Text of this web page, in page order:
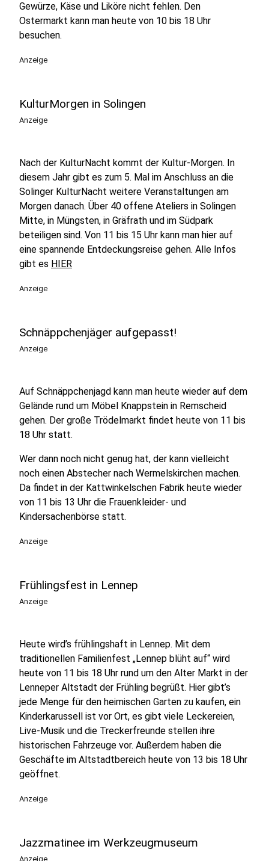
Gewürze, Käse und Liköre nicht fehlen. Den
Ostermarkt kann man heute von 10 bis 18 Uhr
besuchen.
Anzeige
KulturMorgen in Solingen
Anzeige
Nach der KulturNacht kommt der Kultur-Morgen. In
diesem Jahr gibt es zum 5. Mal im Anschluss an die
Solinger KulturNacht weitere Veranstaltungen am
Morgen danach. Über 40 offene Ateliers in Solingen
Mitte, in Müngsten, in Gräfrath und im Südpark
beteiligen sind. Von 11 bis 15 Uhr kann man hier auf
eine spannende Entdeckungsreise gehen. Alle Infos
gibt es HIER
Anzeige
Schnäppchenjäger aufgepasst!
Anzeige
Auf Schnäppchenjagd kann man heute wieder auf dem
Gelände rund um Möbel Knappstein in Remscheid
gehen. Der große Trödelmarkt findet heute von 11 bis
18 Uhr statt.
Wer dann noch nicht genug hat, der kann vielleicht
noch einen Abstecher nach Wermelskirchen machen.
Da findet in der Kattwinkelschen Fabrik heute wieder
von 11 bis 13 Uhr die Frauenkleider- und
Kindersachenbörse statt.
Anzeige
Frühlingsfest in Lennep
Anzeige
Heute wird’s frühlingshaft in Lennep. Mit dem
traditionellen Familienfest „Lennep blüht auf“ wird
heute von 11 bis 18 Uhr rund um den Alter Markt in der
Lenneper Altstadt der Frühling begrüßt. Hier gibt’s
jede Menge für den heimischen Garten zu kaufen, ein
Kinderkarussell ist vor Ort, es gibt viele Leckereien,
Live-Musik und die Treckerfreunde stellen ihre
historischen Fahrzeuge vor. Außerdem haben die
Geschäfte im Altstadtbereich heute von 13 bis 18 Uhr
geöffnet.
Anzeige
Jazzmatinee im Werkzeugmuseum
Anzeige